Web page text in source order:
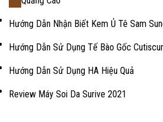
Hướng Dẫn Nhận Biết Kem Ủ Tê Sam
Hướng Dẫn Sử Dụng Tế Bào Gốc
Hướng Dẫn Sử Dụng HA Hiệu Quả
Review Máy Soi Da Surive 2021